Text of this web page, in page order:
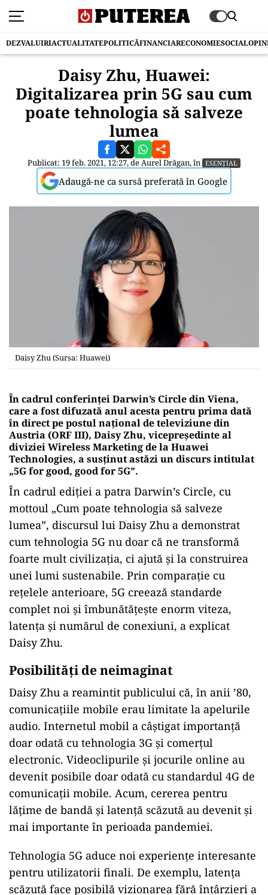
DEZVALUIRIACTUALITATEPOLITICĂFINANCIARECONOMIESOCIAL
Daisy Zhu, Huawei:
Digitalizarea prin 5G sau cum
poate tehnologia să salveze
lumea
Publicat: 19 feb. 2021, 12:27, deAurel Drăgan, în ESENȚIAL
Adaugă-ne ca sursă preferată în Google
Daisy Zhu (Sursa: Huawei)
În cadrul conferinței Darwin’s Circle din Viena,
care a fost difuzată anul acesta pentru prima dată
în direct pe postul național de televiziune din
Austria (ORF III), Daisy Zhu, vicepreședinte al
diviziei Wireless Marketing de la Huawei
Technologies, a susținut astăzi un discurs intitulat
„5G for good, good for 5G”.
În cadrul ediției a patra Darwin’s Circle, cu
mottoul „Cum poate tehnologia să salveze
lumea”, discursul lui Daisy Zhu a demonstrat
cum tehnologia 5G nu doar că ne transformă
foarte mult civilizația, ci ajută și la construirea
unei lumi sustenabile. Prin comparație cu
rețelele anterioare, 5G creează standarde
complet noi și îmbunătățește enorm viteza,
latența și numărul de conexiuni, a explicat
Daisy Zhu.
Posibilități de neimaginat
Daisy Zhu a reamintit publicului că, în anii ’80,
comunicațiile mobile erau limitate la apelurile
audio. Internetul mobil a câștigat importanță
doar odată cu tehnologia 3G și comerțul
electronic. Videoclipurile și jocurile online au
devenit posibile doar odată cu standardul 4G de
comunicații mobile. Acum, cererea pentru
lățime de bandă și latență scăzută au devenit și
mai importante în perioada pandemiei.